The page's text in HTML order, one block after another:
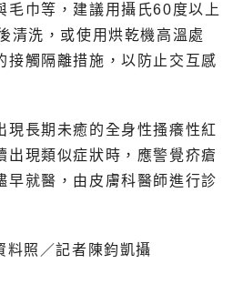
毛巾等，建議用攝氏60度以上
清洗，或使用烘乾機高溫處
接觸隔離措施，以防止交互感
現長期未癒的全身性搔癢性紅
出現類似症狀時，應警覺疥瘡
早就醫，由皮膚科醫師進行診
照／記者陳鈞凱攝